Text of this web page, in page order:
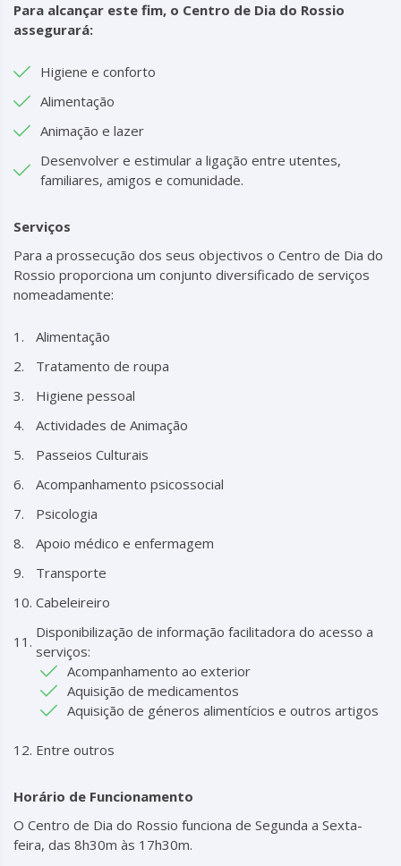
Para alcançar este fim, o Centro de Dia do Rossio
assegurará:
Higiene e conforto
Alimentação
Animação e lazer
Desenvolver e estimular a ligação entre utentes,
familiares, amigos e comunidade.
Serviços
Para a prossecução dos seus objectivos o Centro de Dia do
Rossio proporciona um conjunto diversificado de serviços
nomeadamente:
Alimentação
Tratamento de roupa
Higiene pessoal
Actividades de Animação
Passeios Culturais
Acompanhamento psicossocial
Psicologia
Apoio médico e enfermagem
Transporte
Cabeleireiro
Disponibilização de informação facilitadora do acesso a
serviços:
Acompanhamento ao exterior
Aquisição de medicamentos
Aquisição de géneros alimentícios e outros artigos
Entre outros
Horário de Funcionamento
O Centro de Dia do Rossio funciona de Segunda a Sexta-
feira, das 8h30m às 17h30m.